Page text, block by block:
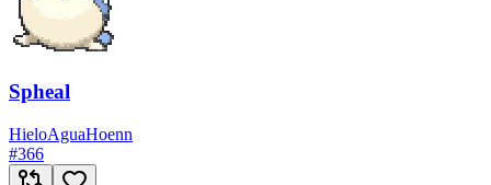
Spheal
HieloAguaHoenn
#366